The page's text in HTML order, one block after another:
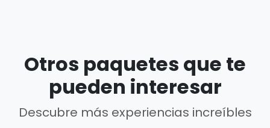
Otros paquetes que te
pueden interesar
Descubre más experiencias increíbles